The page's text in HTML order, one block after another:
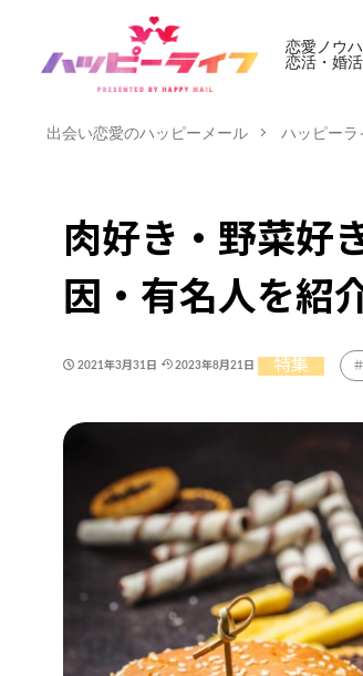
恋愛ノウ
恋活・婚
出会い恋愛のハッピーメール ハッピーラ
肉好き・野菜好
因・有名人を紹
2021年3月31日 2023年8月21日 特集